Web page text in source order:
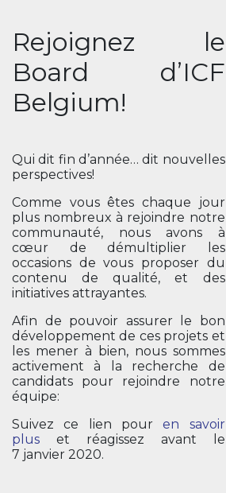
Rejoignez le
Board d’ICF
Belgium!
Qui dit fin d’année… dit nouvelles
perspectives!
Comme vous êtes chaque jour
plus nombreux à rejoindre notre
communauté, nous avons à
cœur de démultiplier les
occasions de vous proposer du
contenu de qualité, et des
initiatives attrayantes.
Afin de pouvoir assurer le bon
développement de ces projets et
les mener à bien, nous sommes
activement à la recherche de
candidats pour rejoindre notre
équipe:
Suivez ce lien pouren savoir
plus et réagissez avant le
7 janvier 2020.